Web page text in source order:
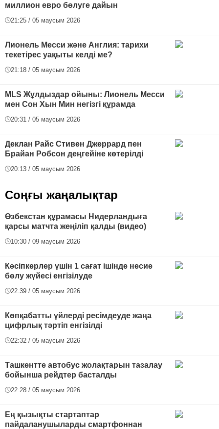
миллион евро бөлуге дайын
21:25 / 05 маусым 2026
Лионель Месси және Англия: тарихи
текетірес уақыты келді ме?
21:18 / 05 маусым 2026
MLS Жұлдыздар ойыны: Лионель Месси
мен Сон Хын Мин негізгі құрамда
20:31 / 05 маусым 2026
Деклан Райс Стивен Джеррард пен
Брайан Робсон деңгейіне көтерілді
20:13 / 05 маусым 2026
Соңғы жаңалықтар
Өзбекстан құрамасы Нидерландыға
қарсы матчта жеңіліп қалды (видео)
10:30 / 09 маусым 2026
Кәсіпкерлер үшін 1 сағат ішінде несие
бөлу жүйесі енгізілуде
22:39 / 05 маусым 2026
Көпқабатты үйлерді ресімдеуде жаңа
цифрлық тәртіп енгізілді
22:32 / 05 маусым 2026
Ташкентте автобус жолақтарын тазалау
бойынша рейдтер басталды
22:28 / 05 маусым 2026
Ең қызықты стартаптар
пайдаланушыларды смартфоннан